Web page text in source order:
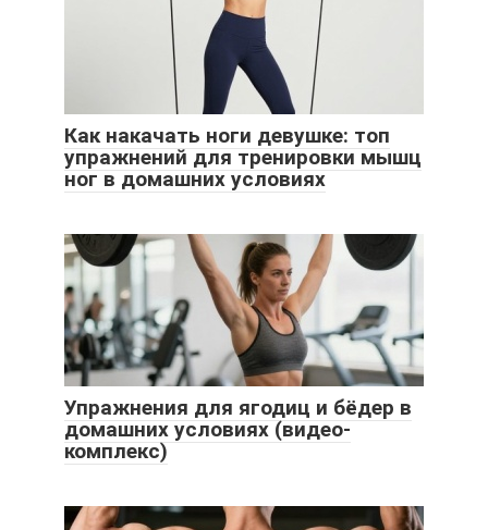
Как накачать ноги девушке: топ
упражнений для тренировки мышц
ног в домашних условиях
Упражнения для ягодиц и бёдер в
домашних условиях (видео-
комплекс)